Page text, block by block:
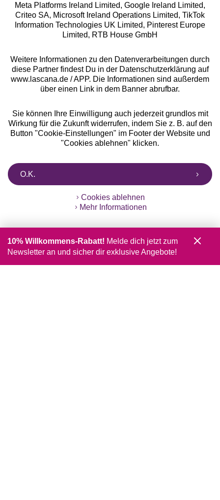
Alle Preise inkl. MwSt., zzgl.
Versandkosten
** Bonität vorausgesetzt, berechtigt zur Bonitätsprüfung
Meta Platforms Ireland Limited, Google Ireland Limited,
Criteo SA, Microsoft Ireland Operations Limited, TikTok
Information Technologies UK Limited, Pinterest Europe
Limited, RTB House GmbH
Weitere Informationen zu den Datenverarbeitungen durch
diese Partner findest Du in der Datenschutzerklärung auf
www.lascana.de / APP. Die Informationen sind außerdem
über einen Link in dem Banner abrufbar.
Sie können Ihre Einwilligung auch jederzeit grundlos mit
Wirkung für die Zukunft widerrufen, indem Sie z. B. auf den
Button "Cookie-Einstellungen" im Footer der Website und
"Cookies ablehnen" klicken.
O.K.
Cookies ablehnen
Mehr Informationen
10% Willkommens-Rabatt! Melde dich jetzt zum
Newsletter an und sicher dir exklusive Angebote!